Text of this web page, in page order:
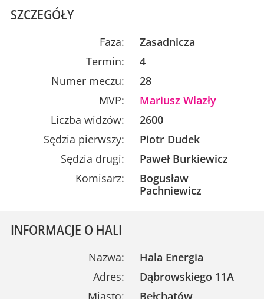
SZCZEGÓŁY
Faza:
Zasadnicza
Termin:
4
Numer meczu:
28
MVP:
Mariusz Wlazły
Liczba widzów:
2600
Sędzia pierwszy:
Piotr Dudek
Sędzia drugi:
Paweł Burkiewicz
Komisarz:
Bogusław
Pachniewicz
INFORMACJE O HALI
Nazwa:
Hala Energia
Adres:
Dąbrowskiego 11A
Miasto:
Bełchatów